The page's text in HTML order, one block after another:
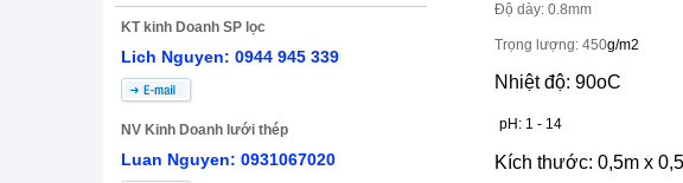
KT kinh Doanh SP lọc
Lich Nguyen: 0944 945 339
NV Kinh Doanh lưới thép
Luan Nguyen: 0931067020
Độ dày: 0.8mm
Trọng lượng: 450g/m2
Nhiệt độ: 90oC
pH: 1 - 14
Kích thước: 0,5m x